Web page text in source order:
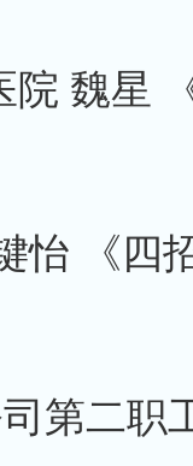
院 魏星
怡 《四
第二职